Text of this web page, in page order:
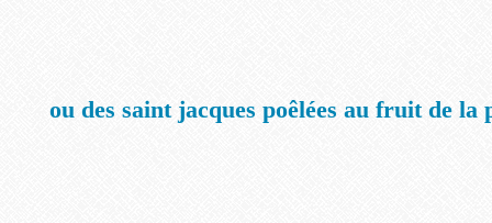
ou des saint jacques poêlées au fruit de la